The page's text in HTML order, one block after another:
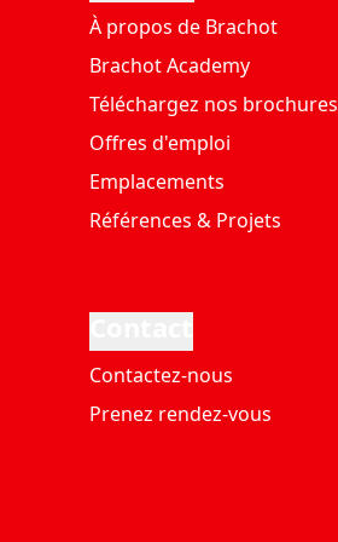
À propos de Brachot
Brachot Academy
Téléchargez nos brochures
Offres d'emploi
Emplacements
Références & Projets
Contactez-nous
Prenez rendez-vous